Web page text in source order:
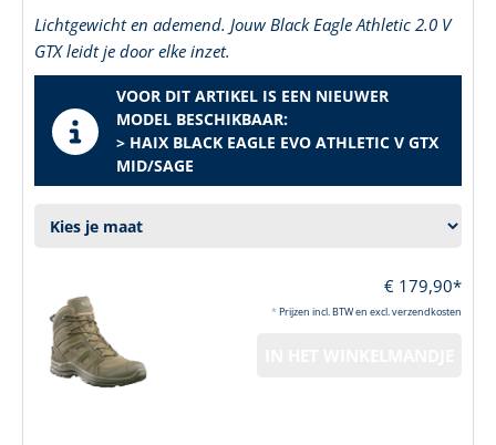
Lichtgewicht en ademend. Jouw Black Eagle Athletic 2.0 V
GTX leidt je door elke inzet.
VOOR DIT ARTIKEL IS EEN NIEUWER
MODEL BESCHIKBAAR:
> HAIX BLACK EAGLE EVO ATHLETIC V GTX
MID/SAGE
€ 179,90*
*Prijzen incl. BTW en excl. verzendkosten